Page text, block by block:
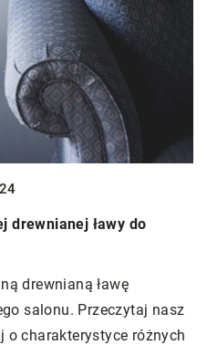
kocioł na paliwo
który kocioł na paliwo
domu? Dowiedz się
przy wyborze, aby